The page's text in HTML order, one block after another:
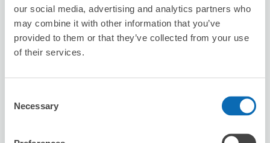
our social media, advertising and analytics partners who
may combine it with other information that you’ve
provided to them or that they’ve collected from your use
of their services.
Selection
Necessary
月 8/11 木 土
ビジネスエアポート青山